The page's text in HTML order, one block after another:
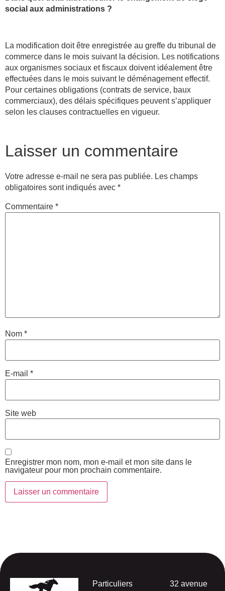
social aux administrations ?
La modification doit être enregistrée au greffe du tribunal de
commerce dans le mois suivant la décision. Les notifications
aux organismes sociaux et fiscaux doivent idéalement être
effectuées dans le mois suivant le déménagement effectif.
Pour certaines obligations (contrats de service, baux
commerciaux), des délais spécifiques peuvent s’appliquer
selon les clauses contractuelles en vigueur.
Laisser un commentaire
Votre adresse e-mail ne sera pas publiée. Les champs
obligatoires sont indiqués avec *
Commentaire *
Nom *
E-mail *
Site web
Enregistrer mon nom, mon e-mail et mon site dans le
navigateur pour mon prochain commentaire.
32 avenue
Particuliers